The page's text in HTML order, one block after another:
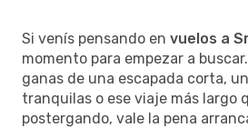
Si venís pensando en vuelos a
momento para empezar a
ganas de una escapada corta,
tranquilas o ese viaje más largo
postergando, vale la pena